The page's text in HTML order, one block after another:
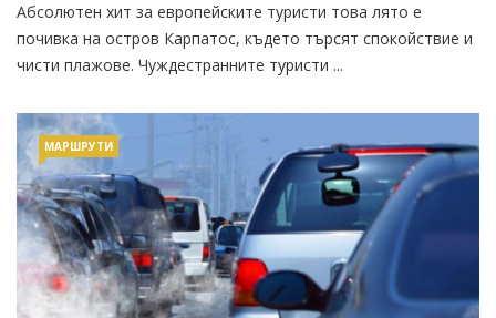
Абсолютен хит за европейските туристи това лято е
почивка на остров Карпатос, където търсят спокойствие и
чисти плажове. Чуждестранните туристи ...
МАРШРУТИ